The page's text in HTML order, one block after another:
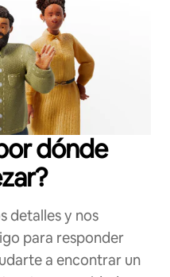
dónde
detalles y nos
para responder
a encontrar un